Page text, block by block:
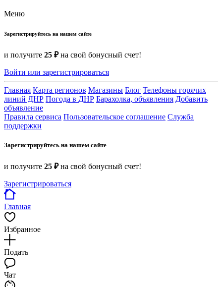
Меню
Зарегистрируйтесь на нашем сайте
и получите 25 ₽на свой бонусный счет!
Войти или зарегистрироваться
Главная Карта регионов Магазины Блог Телефоны горячих
линий ДНР Погода в ДНР Барахолка, объявления Добавить
объявление
Правила сервиса Пользовательское соглашение Служба
поддержки
Зарегистрируйтесь на нашем сайте
и получите 25 ₽на свой бонусный счет!
Зарегистрироваться
Главная
Избранное
Подать
Чат